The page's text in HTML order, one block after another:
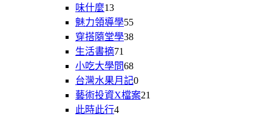
味什麼13
魅力領導學55
穿搭隨堂學38
生活書摘71
小吃大學問68
台灣水果月記0
藝術投資X檔案21
此時此行4